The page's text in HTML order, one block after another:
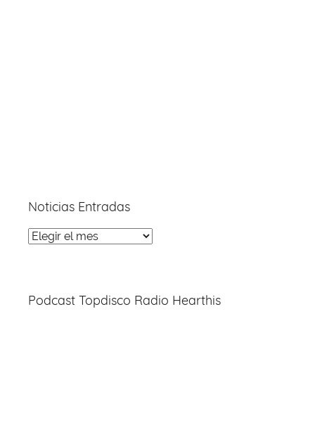
Noticias Entradas
Noticias
Podcast Topdisco Radio Hearthis